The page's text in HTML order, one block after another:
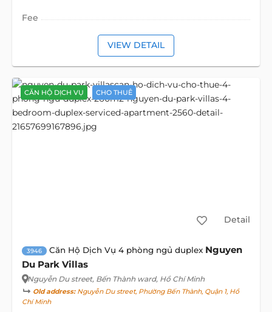
Fee
VIEW DETAIL
CĂN HỘ DỊCH VỤ CHO THUÊ
Detail
3946 Căn Hộ Dịch Vụ 4 phòng ngủ duplex Nguyen
Du Park Villas
Nguyễn Du street, Bến Thành ward, Hồ Chí Minh
Old address:Nguyễn Du street, Phường Bến Thành, Quận 1, Hồ
Chí Minh